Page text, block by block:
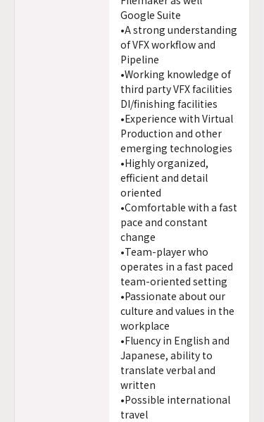
Google Suite
•A strong understanding
of VFX workflow and
Pipeline
•Working knowledge of
third party VFX facilities
DI/finishing facilities
•Experience with Virtual
Production and other
emerging technologies
•Highly organized,
efficient and detail
oriented
•Comfortable with a fast
pace and constant
change
•Team-player who
operates in a fast paced
team-oriented setting
•Passionate about our
culture and values in the
workplace
•Fluency in English and
Japanese, ability to
translate verbal and
written
•Possible international
travel